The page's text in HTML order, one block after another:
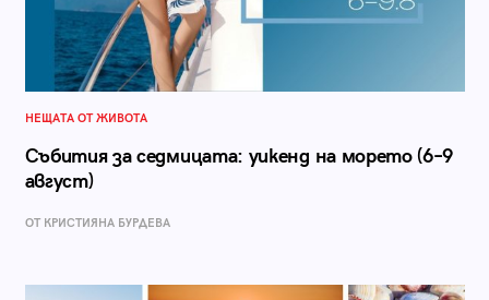
НЕЩАТА ОТ ЖИВОТА
Събития за седмицата: уикенд на морето (6–9
август)
ОТ КРИСТИЯНА БУРДЕВА